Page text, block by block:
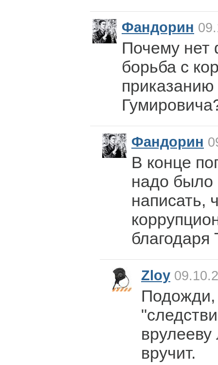
Фандорин
Почему нет
борьба с
Фандорин
В конце
надо было
написать,
благодаря
Zloy
Подожди,
вручит.